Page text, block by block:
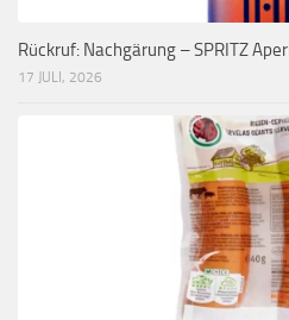
Rückruf: Nachgärung – SPRITZ
17 JULI, 2026